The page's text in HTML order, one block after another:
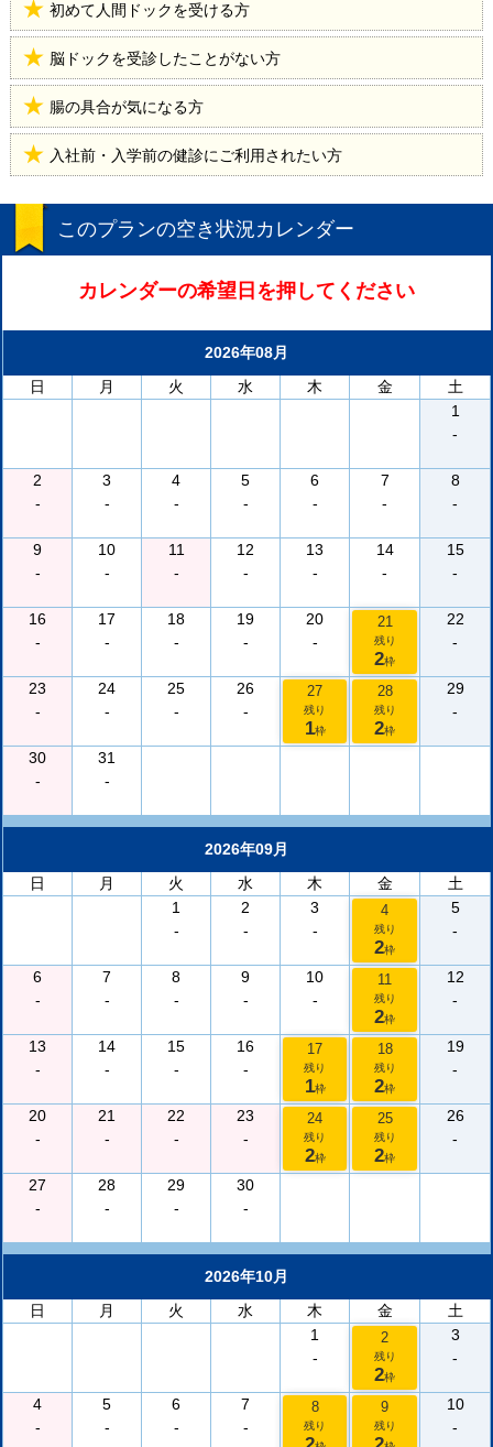
初めて人間ドックを受ける方
脳ドックを受診したことがない方
腸の具合が気になる方
入社前・入学前の健診にご利用されたい方
このプランの空き状況カレンダー
カレンダーの希望日を押してください
2026年08月
日
月 火 水 木 金
土
1
-
2
-
3
-
4
-
5
-
6
-
7
-
8
-
9
-
10
-
11
-
12
-
13
-
14
-
15
-
16
-
17
-
18
-
19
-
20
-
21
残り
2枠
22
-
23
-
24
-
25
-
26
-
27
残り
1枠
28
残り
2枠
29
-
30
-
31
-
2026年09月
日
月 火 水 木 金
土
1
-
2
-
3
-
4
残り
2枠
5
-
6
-
7
-
8
-
9
-
10
-
11
残り
2枠
12
-
13
-
14
-
15
-
16
-
17
残り
1枠
18
残り
2枠
19
-
20
-
21
-
22
-
23
-
24
残り
2枠
25
残り
2枠
26
-
27
-
28
-
29
-
30
-
2026年10月
日
月 火 水 木 金
土
1
-
2
残り
2枠
3
-
4
-
5
-
6
-
7
-
8
残り
9
残り
10
-